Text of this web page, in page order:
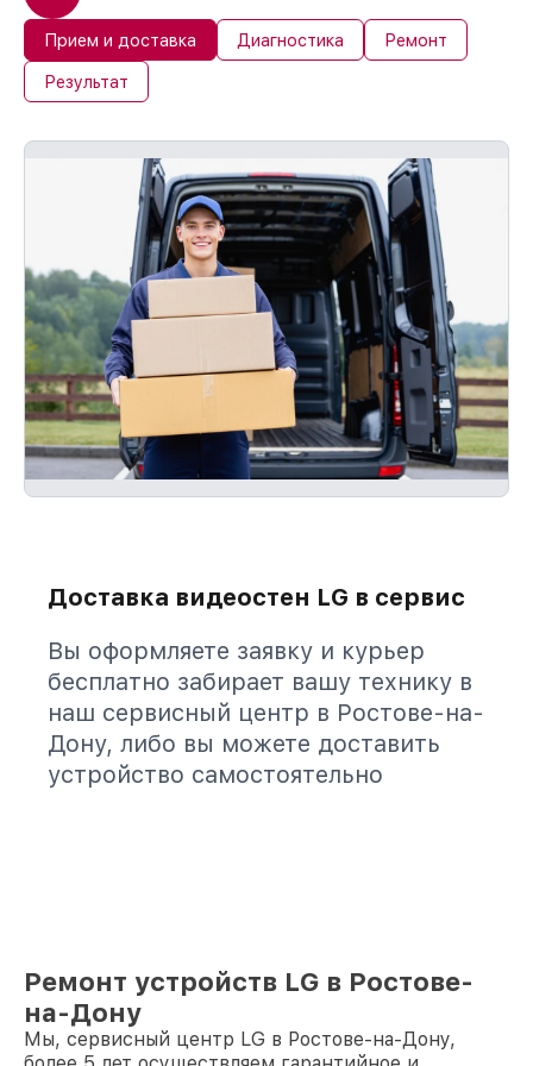
Прием и доставка Диагностика Ремонт
Результат
Доставка видеостен LG в сервис
Вы оформляете заявку и курьер
бесплатно забирает вашу технику в
наш сервисный центр в Ростове-на-
Дону, либо вы можете доставить
устройство самостоятельно
Ремонт устройств LG в Ростове-
на-Дону
Мы, сервисный центр LG в Ростове-на-Дону,